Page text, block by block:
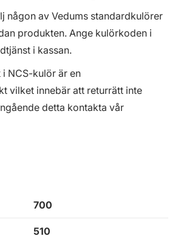
någon av Vedums standardkulörer
produkten. Ange kulörkoden i
i kassan.
i NCS-kulör är en
vilket innebär att returrätt inte
detta kontakta vår
700
510